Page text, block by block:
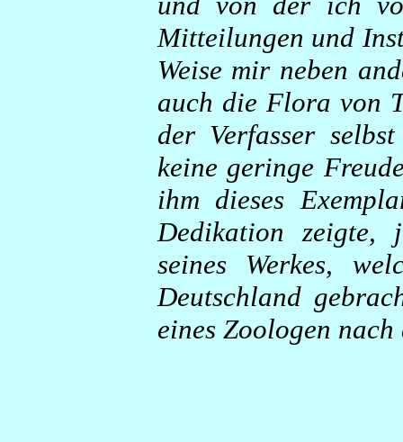
Mitteilungen und
Weise mir neben
auch die Flora von
der Verfasser
keine geringe
ihm dieses
Dedikation zeigte,
seines Werkes,
Deutschland
eines Zoologen